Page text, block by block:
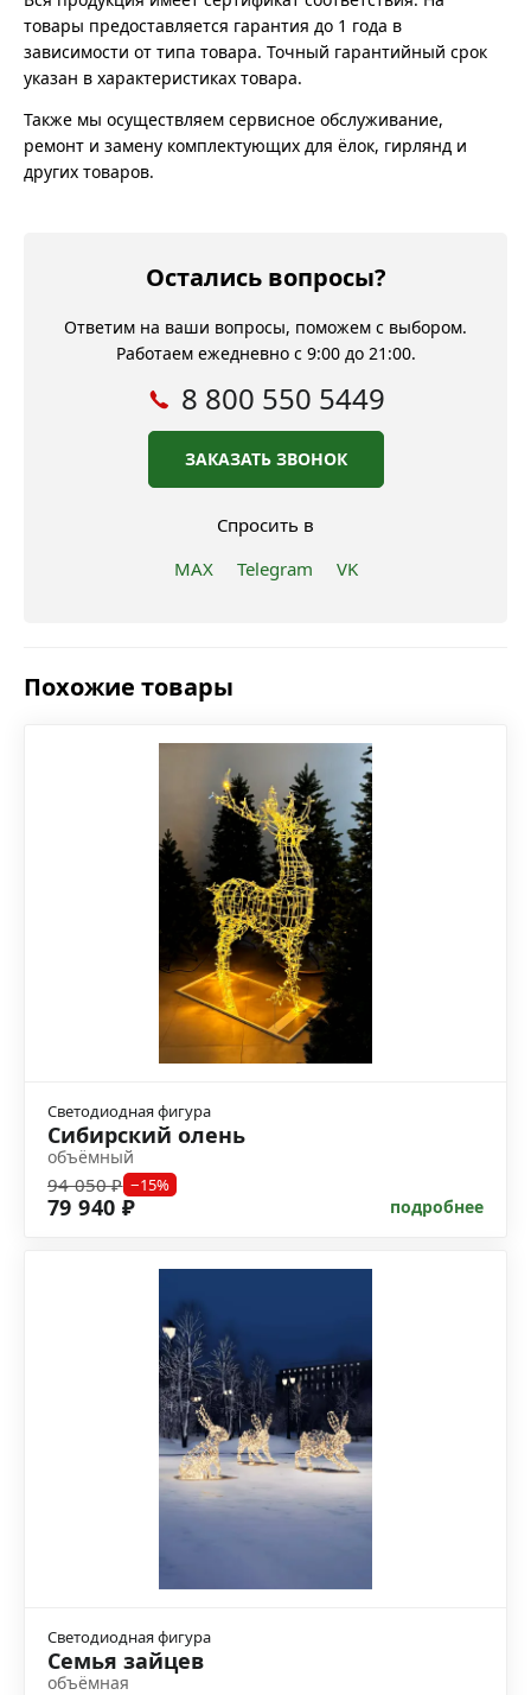
товары предоставляется гарантия до 1 года в
зависимости от типа товара. Точный гарантийный срок
указан в характеристиках товара.
Также мы осуществляем сервисное обслуживание,
ремонт и замену комплектующих для ёлок, гирлянд и
других товаров.
Остались вопросы?
Ответим на ваши вопросы, поможем с выбором.
Работаем ежедневно с 9:00 до 21:00.
8 800 550 5449
ЗАКАЗАТЬ ЗВОНОК
Спросить в
MAX
Telegram VK
Похожие товары
Светодиодная фигура
Сибирский олень
объёмный
94 050 ₽ −15%
79 940 ₽ подробнее
Светодиодная фигура
Семья зайцев
объёмная